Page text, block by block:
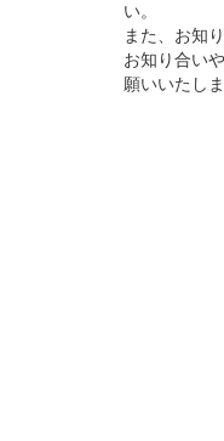
い。
また、お知
お知り合い
願いいたしま